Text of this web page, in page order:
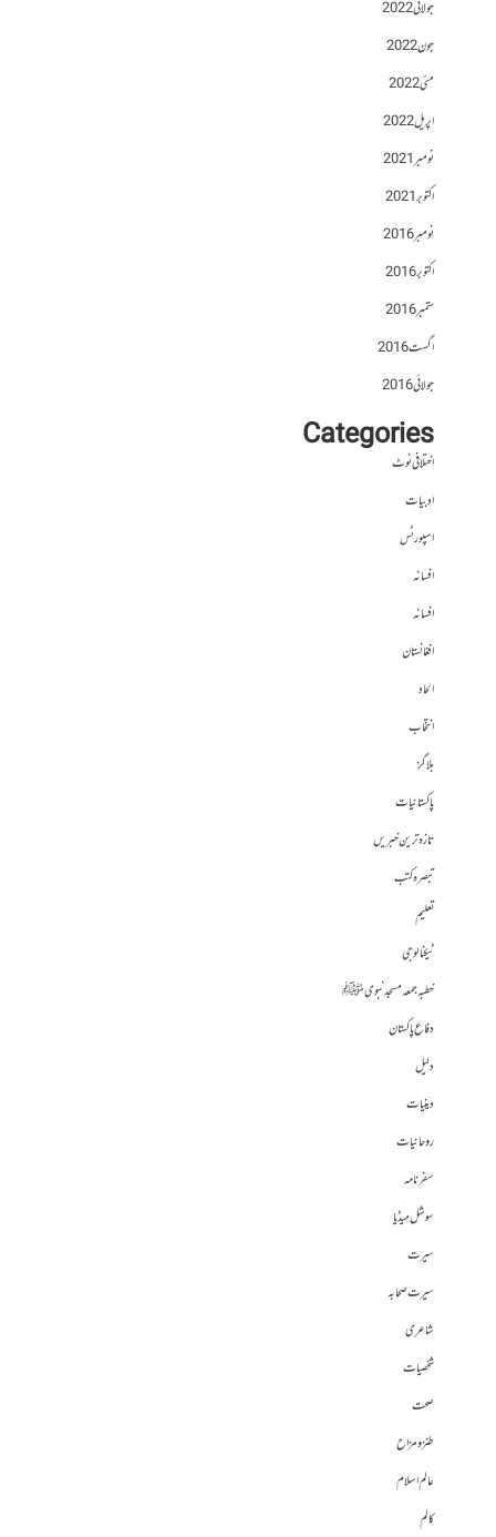
جولائی 2022
جون 2022
مئی 2022
اپریل 2022
نومبر 2021
اکتوبر 2021
نومبر 2016
اکتوبر 2016
ستمبر 2016
اگست 2016
جولائی 2016
Categories
اختلافی نوٹ
ادبیات
اسپورٹس
افسانہ
افسانہ
افغانستان
الحاد
انتخاب
بلاگز
پاکستانیات
تازہ ترین خبریں
تبصرہ کتب
تعلیم
ٹیکنالوجی
خطبہ جمعہ مسجد نبوی ﷺ
دفاع پاکستان
دلیل
دینیات
روحانیات
سفرنامہ
سوشل میڈیا
سیرت
سیرت صحابہ
شاعری
شخصیات
صحت
طنز و مزاح
عالم اسلام
کالم